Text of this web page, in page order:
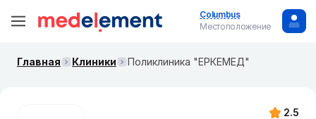
Columbus
Местоположение
Главная Клиники Поликлиника "ЕРКЕМЕД"
2.5